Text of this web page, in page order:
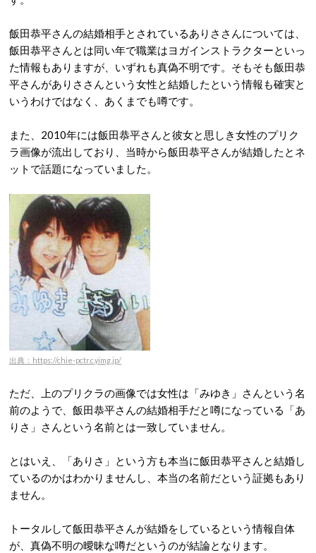
飯田恭平さんの結婚相手とされているありささんについては、
飯田恭平さんとは同い年で職業はヨガインストラクターといっ
た情報もありますが、いずれも真偽不明です。そもそも飯田恭
平さんがありささんという女性と結婚したという情報も確実と
いうわけではなく、あくまでも噂です。
また、2010年には飯田恭平さんと彼女と思しき女性のプリク
ラ画像が流出しており、当時から飯田恭平さんが結婚したとネ
ットで話題になっていました。
出典：https://chie-pctr.c.yimg.jp/
ただ、上のプリクラの画像では女性は「みゆき」さんという名
前のようで、飯田恭平さんの結婚相手だと噂になっている「あ
りさ」さんという名前とは一致していません。
とはいえ、「ありさ」という方も本当に飯田恭平さんと結婚し
ているのかはわかりませんし、本当の名前だという証拠もあり
ません。
トータルして飯田恭平さんが結婚をしているという情報自体
が、真偽不明の曖昧な噂だというのが結論となります。